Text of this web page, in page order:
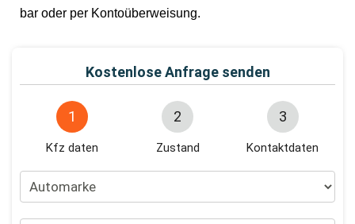
bar oder per Kontoüberweisung.